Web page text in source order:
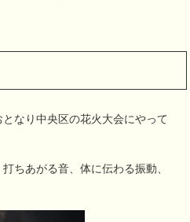
なり中央区の花火大会にやって
ちあがる音、体に伝わる振動、